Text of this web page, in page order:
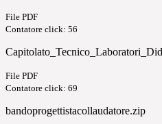
File PDF
Contatore click: 56
File PDF
Contatore click: 69
bandoprogettistacollaudatore.zip